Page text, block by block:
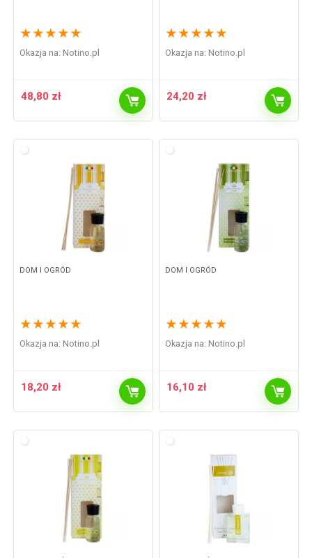
★ ★ ★ ★ ★
Okazja na: notino.pl
48,80 zł
★ ★ ★ ★ ★
Okazja na: notino.pl
24,20 zł
DOM I OGRÓD
★ ★ ★ ★ ★
Okazja na: notino.pl
18,20 zł
DOM I OGRÓD
★ ★ ★ ★ ★
Okazja na: notino.pl
16,10 zł